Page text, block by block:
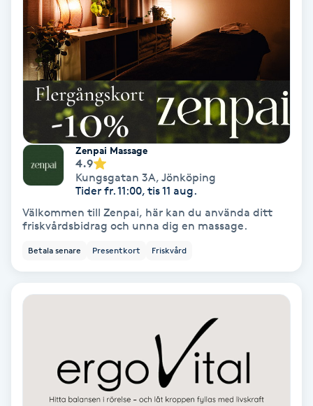
Diamantslipning
Enzympeeling
Extensions
Extensions borttagning
Eyeliner-tatuering
Faceliftmassage
Fibromassage
Zenpai Massage
4.9
Kungsgatan 3A, Jönköping
Tider fr. 11:00, tis 11 aug.
Välkommen till Zenpai, här kan du använda ditt
friskvårdsbidrag och unna dig en massage.
Betala senare Presentkort Friskvård